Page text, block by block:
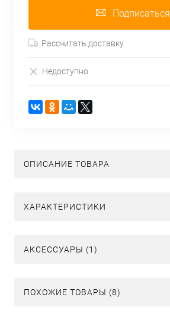
Подписаться
Рассчитать доставку
Недоступно
ОПИСАНИЕ ТОВАРА
ХАРАКТЕРИСТИКИ
АКСЕССУАРЫ (1)
ПОХОЖИЕ ТОВАРЫ (8)